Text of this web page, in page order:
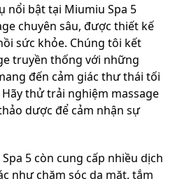
nổi bật tại Miumiu Spa 5
chuyên sâu, được thiết kế
sức khỏe. Chúng tôi kết
truyền thống với những
đến cảm giác thư thái tối
thử trải nghiệm massage
dược để cảm nhận sự
5 còn cung cấp nhiều dịch
như chăm sóc da mặt, tắm